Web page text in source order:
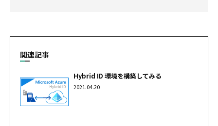
関連記事
Hybrid ID 環境を構築してみる
2021.04.20